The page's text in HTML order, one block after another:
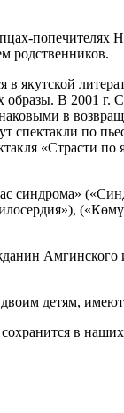
попечителях
родственников.
в якутской
В 2001 г.
в
по
«Страсти
синдрома»
Амгинского
детям,
в